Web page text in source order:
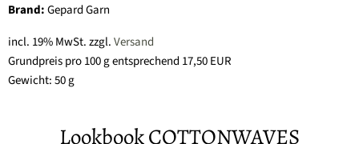
Brand:Gepard Garn
incl. 19% MwSt. zzgl.Versand
Grundpreis pro 100 g entsprechend 17,50 EUR
Gewicht: 50 g
Lookbook COTTONWAVES